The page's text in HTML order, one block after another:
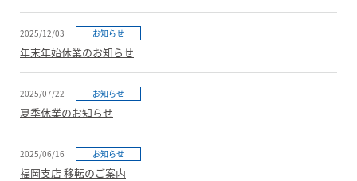
2025/12/03 お知らせ
年末年始休業のお知らせ
2025/07/22 お知らせ
夏季休業のお知らせ
2025/06/16 お知らせ
福岡支店 移転のご案内